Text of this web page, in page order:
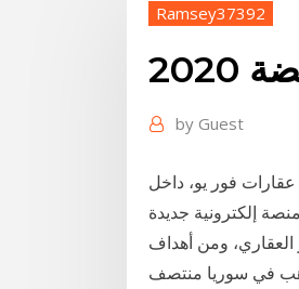
Ramsey37392
by Guest
فور يو، داخل
إلكترونية جديدة
العقاري، ومن أهداف
في سوريا منتصف